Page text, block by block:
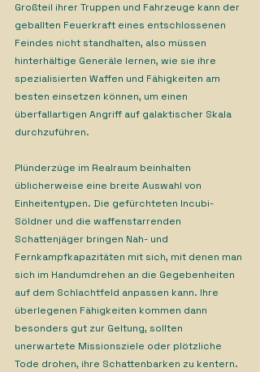
Großteil ihrer Truppen und Fahrzeuge kann der
geballten Feuerkraft eines entschlossenen
Feindes nicht standhalten, also müssen
hinterhältige Generäle lernen, wie sie ihre
spezialisierten Waffen und Fähigkeiten am
besten einsetzen können, um einen
überfallartigen Angriff auf galaktischer Skala
durchzuführen.
Plünderzüge im Realraum beinhalten
üblicherweise eine breite Auswahl von
Einheitentypen. Die gefürchteten Incubi-
Söldner und die waffenstarrenden
Schattenjäger bringen Nah- und
Fernkampfkapazitäten mit sich, mit denen man
sich im Handumdrehen an die Gegebenheiten
auf dem Schlachtfeld anpassen kann. Ihre
überlegenen Fähigkeiten kommen dann
besonders gut zur Geltung, sollten
unerwartete Missionsziele oder plötzliche
Tode drohen, ihre Schattenbarken zu kentern.